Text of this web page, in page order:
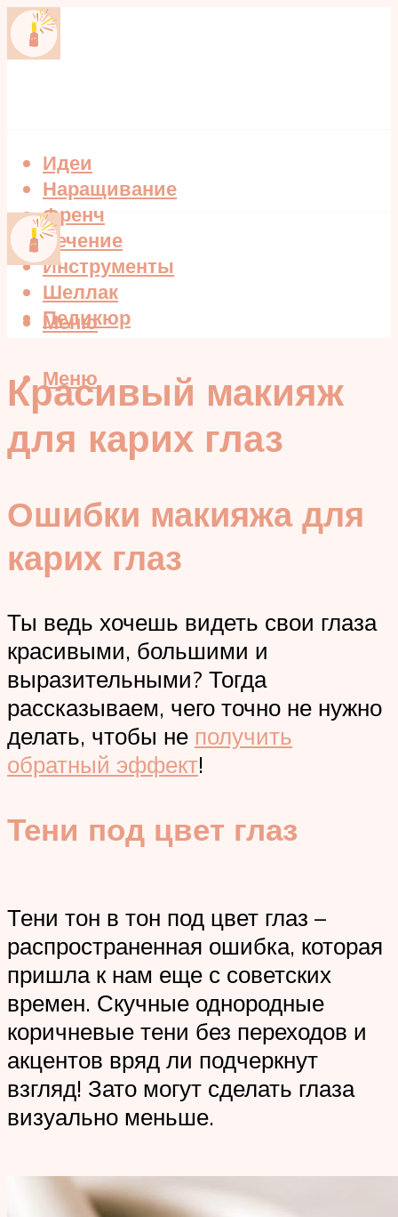
Идеи
Наращивание
Френч
Лечение
Инструменты
Шеллак
Педикюр
Меню
Меню
Красивый макияж
для карих глаз
Ошибки макияжа для
карих глаз
Ты ведь хочешь видеть свои глаза
красивыми, большими и
выразительными? Тогда
рассказываем, чего точно не нужно
делать, чтобы не получить
обратный эффект!
Тени под цвет глаз
Тени тон в тон под цвет глаз –
распространенная ошибка, которая
пришла к нам еще с советских
времен. Скучные однородные
коричневые тени без переходов и
акцентов вряд ли подчеркнут
взгляд! Зато могут сделать глаза
визуально меньше.